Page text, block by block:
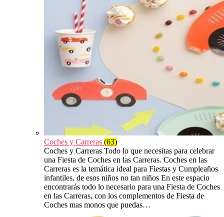
Coches y Carreras (63)
Coches y Carreras Todo lo que necesitas para celebrar
una Fiesta de Coches en las Carreras. Coches en las
Carreras es la temática ideal para Fiestas y Cumpleaños
infantiles, de esos niños no tan niños En este espacio
encontrarás todo lo necesario para una Fiesta de Coches
en las Carreras, con los complementos de Fiesta de
Coches mas monos que puedas…